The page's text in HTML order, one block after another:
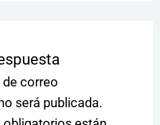
correo
será publicada.